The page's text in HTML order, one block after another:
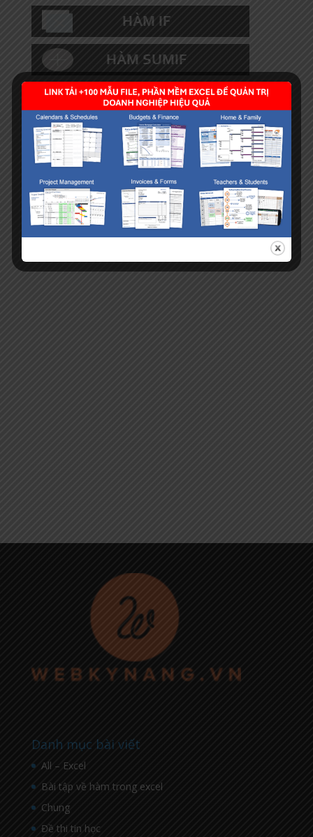
Danh mục bài viết
All – Excel
Bài tập về hàm trong excel
Chung
Đề thi tin học